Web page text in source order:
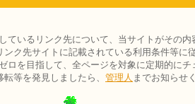
ているリンク先について、当サイトがその
ンク先サイトに記載されている利用条件等に
ロを目指して、全ページを対象に定期的に
等を発見しましたら、 管理人 までお知らせ